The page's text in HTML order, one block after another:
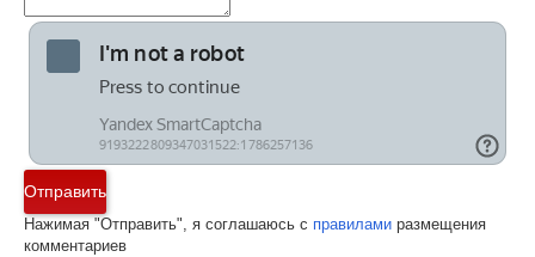
Отправить
Нажимая "Отправить", я соглашаюсь с правилами размещения
комментариев